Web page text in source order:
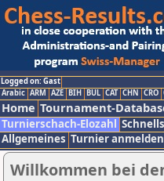
Logged on: Gast
Arabic ARM AZE BIH BUL CAT CHN CRO
Home Tournament-
Turnierschach-Elozahl
Allgemeines Turnier
Willkommen bei